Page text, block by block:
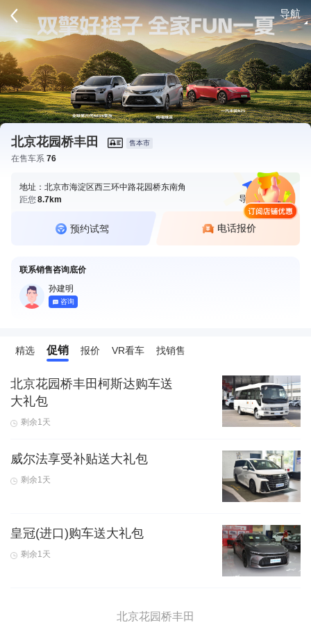
导航
北京花园桥丰田 售本市
在售车系 76
地址：北京市海淀区西三环中路花园桥东南角
距您8.7km 导航 电话
预约试驾 电话报价
联系销售咨询底价
孙建明
咨询
精选 促销 报价 VR看车 找销售
请登录
北京花园桥丰田柯斯达购车送
大礼包
剩余1天
威尔法享受补贴送大礼包
剩余1天
皇冠(进口)购车送大礼包
剩余1天
北京花园桥丰田